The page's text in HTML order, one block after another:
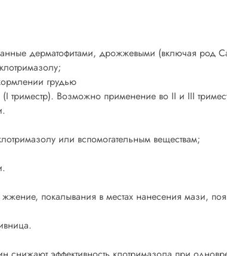
дерматофитами, дрожжевыми (включая род
грудью
триместр). Возможно применение во II и III
или вспомогательным веществам;
покалывания в местах нанесения мази,